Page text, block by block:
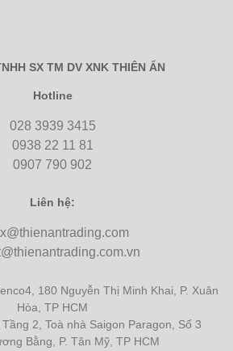
SX TM DV XNK THIÊN ẤN
Hotline
028 3939 3415
0938 22 11 81
0907 790 902
Liên hệ:
180 Nguyễn Thị Minh Khai, P. Xuân
Hòa, TP HCM
2, Toà nhà Saigon Paragon, Số 3
Bằng, P. Tân Mỹ, TP HCM